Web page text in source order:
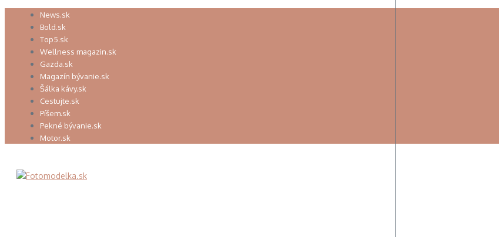
Preskočiť
News.sk
Bold.sk
Top5.sk
Wellness magazin.sk
Gazda.sk
Magazín bývanie.sk
Šálka kávy.sk
Cestujte.sk
Píšem.sk
Pekné bývanie.sk
Motor.sk